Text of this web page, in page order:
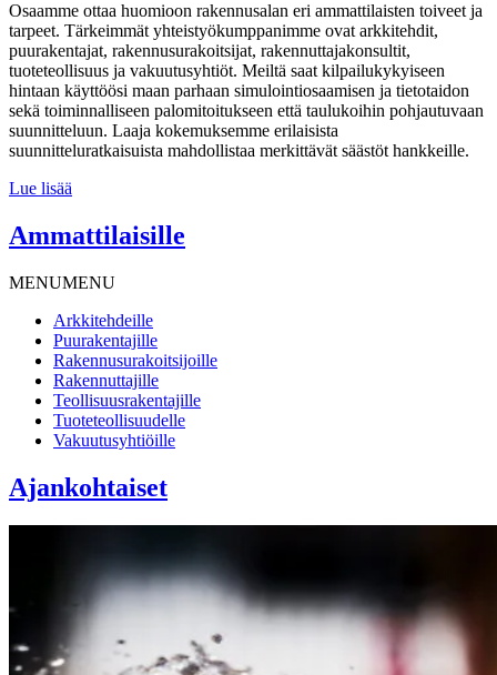
Osaamme ottaa huomioon rakennusalan eri ammattilaisten toiveet ja
tarpeet. Tärkeimmät yhteistyökumppanimme ovat arkkitehdit,
puurakentajat, rakennusurakoitsijat, rakennuttajakonsultit,
tuoteteollisuus ja vakuutusyhtiöt. Meiltä saat kilpailukykyiseen
hintaan käyttöösi maan parhaan simulointiosaamisen ja tietotaidon
sekä toiminnalliseen palomitoitukseen että taulukoihin pohjautuvaan
suunnitteluun. Laaja kokemuksemme erilaisista
suunnitteluratkaisuista mahdollistaa merkittävät säästöt hankkeille.
Lue lisää
Ammattilaisille
MENUMENU
Arkkitehdeille
Puurakentajille
Rakennusurakoitsijoille
Rakennuttajille
Teollisuusrakentajille
Tuoteteollisuudelle
Vakuutusyhtiöille
Ajankohtaiset